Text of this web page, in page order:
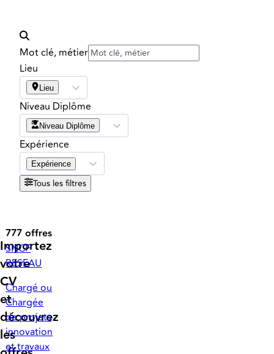
Mot clé, métier
Lieu
Lieu
Niveau Diplôme
Niveau Diplôme
Expérience
Expérience
Tous les filtres
Importez
votre
CV
et
découvrez
les
777 offres
SNCF
RESEAU
Chargé ou
Chargée
de projets
innovation
et travaux